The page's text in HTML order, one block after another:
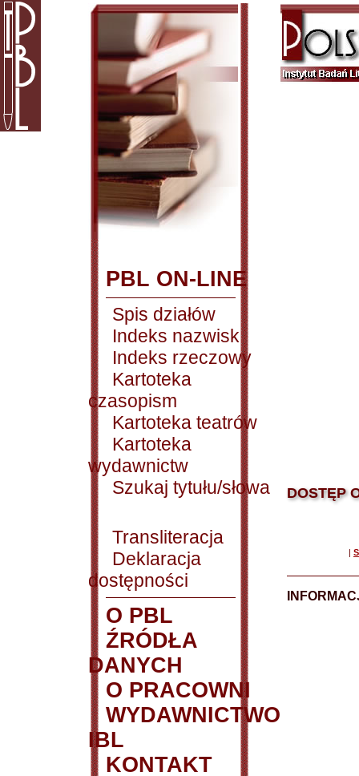
PBL ON-LINE
Spis działów
Indeks nazwisk
Indeks rzeczowy
Kartoteka
czasopism
Kartoteka teatrów
Kartoteka
wydawnictw
Szukaj tytułu/słowa
Transliteracja
Deklaracja
dostępności
O PBL
ŹRÓDŁA
DANYCH
O PRACOWNI
WYDAWNICTWO
IBL
KONTAKT
DOSTĘP
|